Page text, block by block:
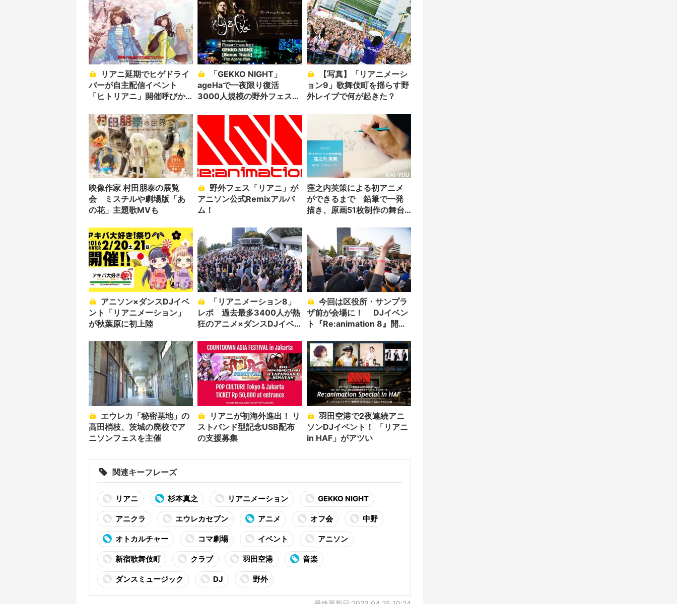
バーが自主配信イベント
「ヒトリアニ」開催呼びか
ageHaで一夜限り復活
3000人規模の野外フェスの
ョン9」歌舞伎町を揺らす野
外レイブで何が起きた？
映像作家 村田朋泰の展覧
会 ミスチルや劇場版「あ
の花」主題歌MVも
野外フェス「リアニ」が
アニソン公式Remixアルバ
ム！
窪之内英策による初アニメ
ができるまで 鉛筆で一発
描き、原画51枚制作の舞台
ント「リアニメーション」
が秋葉原に初上陸
レポ 過去最多3400人が熱
狂のアニメ×ダンスDJイベ
ザ前が会場に！ DJイベン
ト『Re:animation 8』開催
高田梢枝、茨城の廃校でア
ニソンフェスを主催
ストバンド型記念USB配布
の支援募集
ソンDJイベント！ 「リアニ
in HAF」がアツい
関連キーフレーズ
リアニ 杉本真之 リアニメーション GEKKO NIGHT
アニクラ エウレカセブン アニメ オフ会 中野
オトカルチャー コマ劇場 イベント アニソン
新宿歌舞伎町 クラブ 羽田空港 音楽
ダンスミュージック DJ 野外